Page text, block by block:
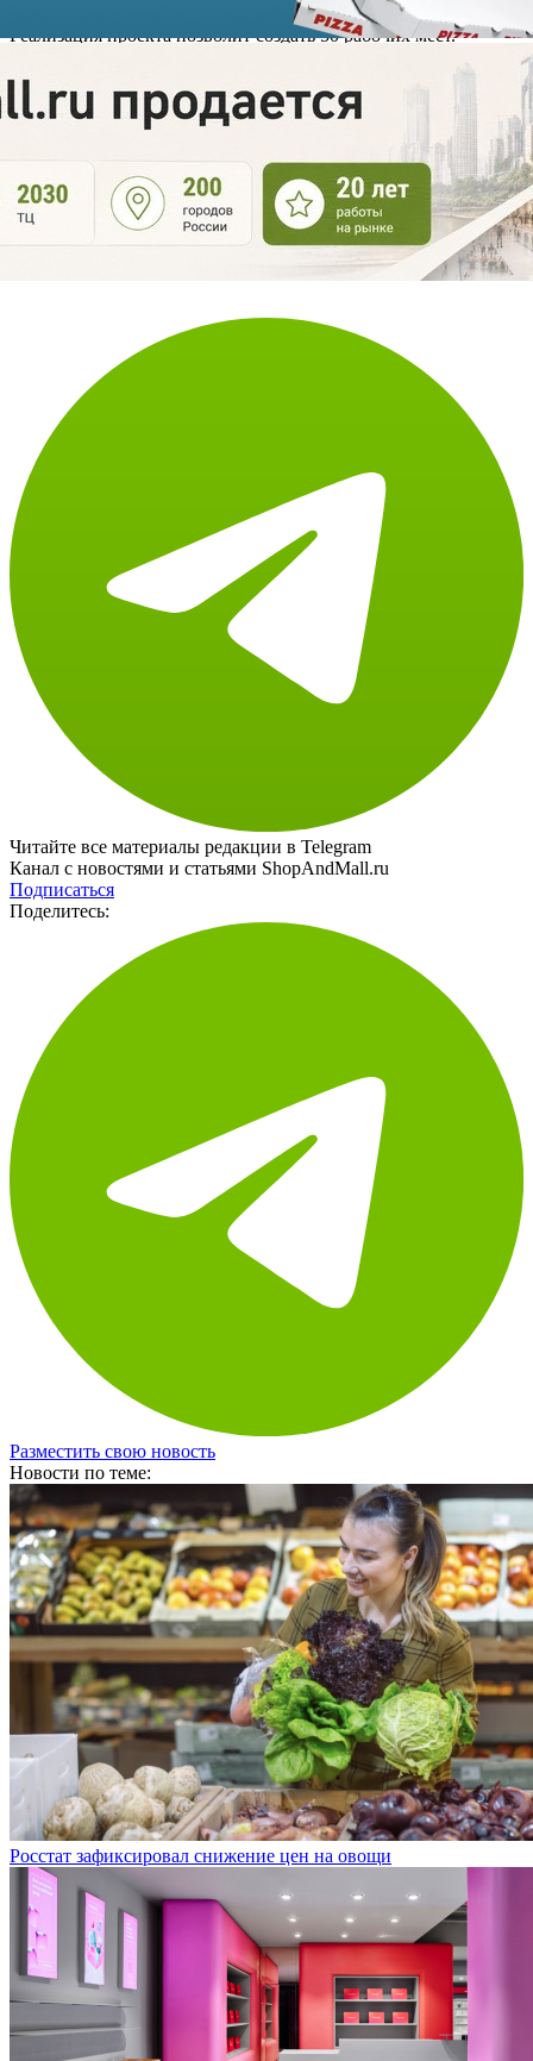
Реализация проекта позволит создать 50 рабочих мест.
содействия строительству при правительстве Подмосковья.
*Фото: mosregtoday.ru
Источник: Подмосковье Сегодня
Использование материалов портала допускается только при
наличии активной
ссылки на https://shopandmall.ru
Читайте все материалы редакции в Telegram
Канал с новостями и статьями ShopAndMall.ru
Подписаться
Поделитесь:
Разместить свою новость
Новости по теме:
Росстат зафиксировал снижение цен на овощи